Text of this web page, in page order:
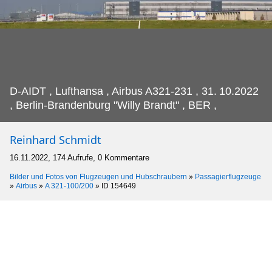
D-AIDT , Lufthansa , Airbus A321-231 , 31. 10.2022
, Berlin-Brandenburg "Willy Brandt" , BER ,
Reinhard Schmidt
16.11.2022, 174 Aufrufe, 0 Kommentare
Bilder und Fotos von Flugzeugen und Hubschraubern » Passagierflugzeuge
» Airbus » A 321-100/200 » ID 154649